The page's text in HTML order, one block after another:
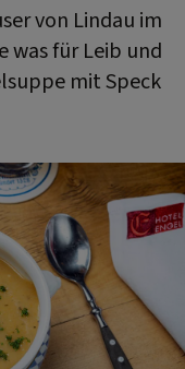
von Lindau im
was für Leib und
mit Speck